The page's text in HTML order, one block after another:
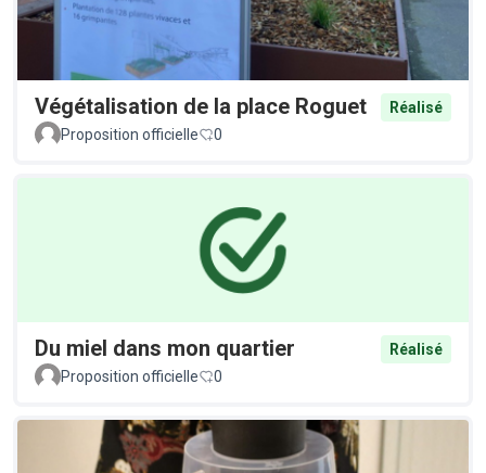
Végétalisation de la place Roguet
Réalisé
Proposition officielle
0
Du miel dans mon quartier
Réalisé
Proposition officielle
0